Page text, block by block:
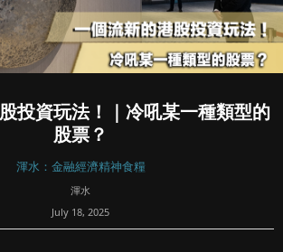
投資玩法！｜冷吼某一種類型的
股票？
渾水：金融經濟精神食糧
渾水
July 18, 2025